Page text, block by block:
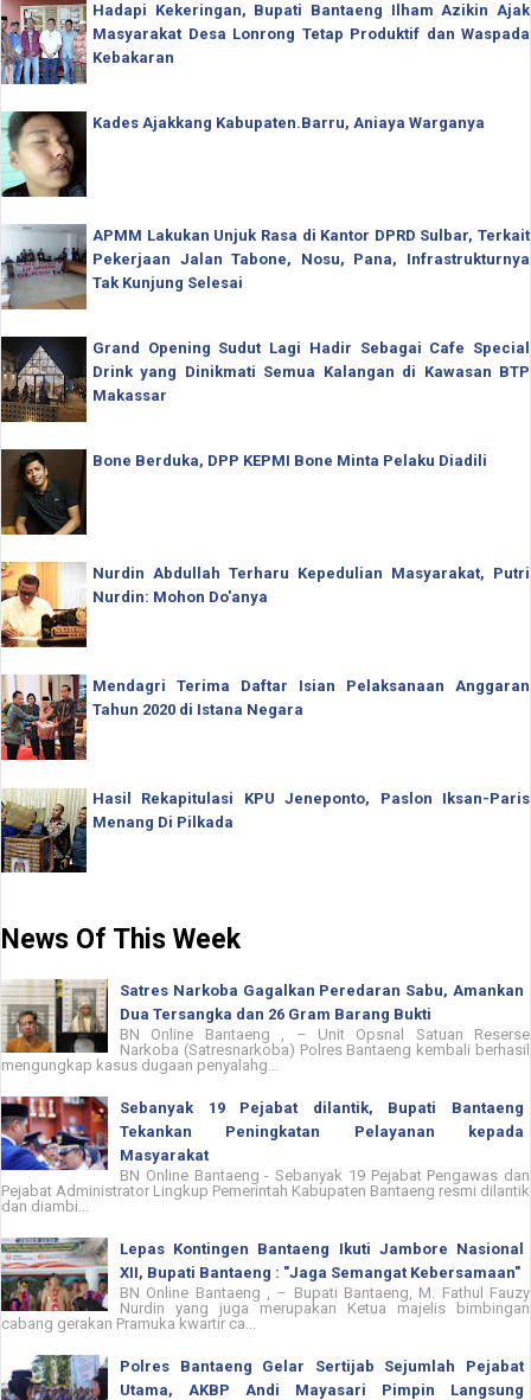
Hadapi Kekeringan, Bupati Bantaeng Ilham Azikin Ajak
Masyarakat Desa Lonrong Tetap Produktif dan Waspada
Kebakaran
Kades Ajakkang Kabupaten.Barru, Aniaya Warganya
APMM Lakukan Unjuk Rasa di Kantor DPRD Sulbar, Terkait
Pekerjaan Jalan Tabone, Nosu, Pana, Infrastrukturnya
Tak Kunjung Selesai
Grand Opening Sudut Lagi Hadir Sebagai Cafe Special
Drink yang Dinikmati Semua Kalangan di Kawasan BTP
Makassar
Bone Berduka, DPP KEPMI Bone Minta Pelaku Diadili
Nurdin Abdullah Terharu Kepedulian Masyarakat, Putri
Nurdin: Mohon Do'anya
Mendagri Terima Daftar Isian Pelaksanaan Anggaran
Tahun 2020 di Istana Negara
Hasil Rekapitulasi KPU Jeneponto, Paslon Iksan-Paris
Menang Di Pilkada
News Of This Week
Satres Narkoba Gagalkan Peredaran Sabu, Amankan
Dua Tersangka dan 26 Gram Barang Bukti
BN Online Bantaeng , – Unit Opsnal Satuan Reserse
Narkoba (Satresnarkoba) Polres Bantaeng kembali berhasil
mengungkap kasus dugaan penyalahg...
Sebanyak 19 Pejabat dilantik, Bupati Bantaeng
Tekankan Peningkatan Pelayanan kepada
Masyarakat
BN Online Bantaeng - Sebanyak 19 Pejabat Pengawas dan
Pejabat Administrator Lingkup Pemerintah Kabupaten Bantaeng resmi dilantik
dan diambi...
Lepas Kontingen Bantaeng Ikuti Jambore Nasional
XII, Bupati Bantaeng : "Jaga Semangat Kebersamaan"
BN Online Bantaeng , – Bupati Bantaeng, M. Fathul Fauzy
Nurdin yang juga merupakan Ketua majelis bimbingan
cabang gerakan Pramuka kwartir ca...
Polres Bantaeng Gelar Sertijab Sejumlah Pejabat
Utama, AKBP Andi Mayasari Pimpin Langsung